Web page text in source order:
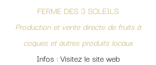
FERME DES 3 SOLEILS
Production et vente directe de fruits à
coques et autres produits locaux
Infos : Visitez le site web